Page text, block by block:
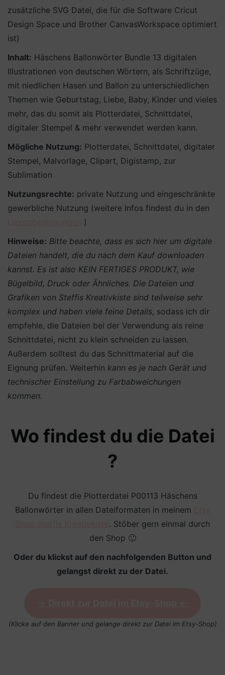
zusätzliche SVG Datei, die für die Software Cricut
Design Space und Brother CanvasWorkspace optimiert
ist)
Inhalt: Häschens Ballonwörter Bundle 13 digitalen
Illustrationen von deutschen Wörtern, als Schriftzüge,
mit niedlichen Hasen und Ballon zu unterschiedlichen
Themen wie Geburtstag, Liebe, Baby, Kinder und vieles
mehr, das du somit als Plotterdatei, Schnittdatei,
digitaler Stempel & mehr verwendet werden kann.
Mögliche Nutzung: Plotterdatei, Schnittdatei, digitaler
Stempel, Malvorlage, Clipart, Digistamp, zur
Sublimation
Nutzungsrechte: private Nutzung und eingeschränkte
gewerbliche Nutzung (weitere Infos findest du in den
)
Hinweise: Bitte beachte, dass es sich hier um digitale
Dateien handelt, die du nach dem Kauf downloaden
kannst. Es ist also KEIN FERTIGES PRODUKT, wie
Bügelbild, Druck oder Ähnliches. Die Dateien und
Grafiken von Steffis Kreativkiste sind teilweise sehr
komplex und haben viele feine Details, sodass ich dir
empfehle, die Dateien bei der Verwendung als reine
Schnittdatei, nicht zu klein schneiden zu lassen.
Außerdem solltest du das Schnittmaterial auf die
Eignung prüfen. Weiterhin kann es je nach Gerät und
technischer Einstellung zu Farbabweichungen
kommen.
Wo findest du die Datei
?
Du findest die Plotterdatei P00113 Häschens
Ballonwörter in allen Dateiformaten in meinem
. Stöber gern einmal durch
den Shop 🙂
Oder du klickst auf den nachfolgenden Button und
gelangst direkt zu der Datei.
(Klicke auf den Banner und gelange direkt zur Datei im Etsy-Shop)